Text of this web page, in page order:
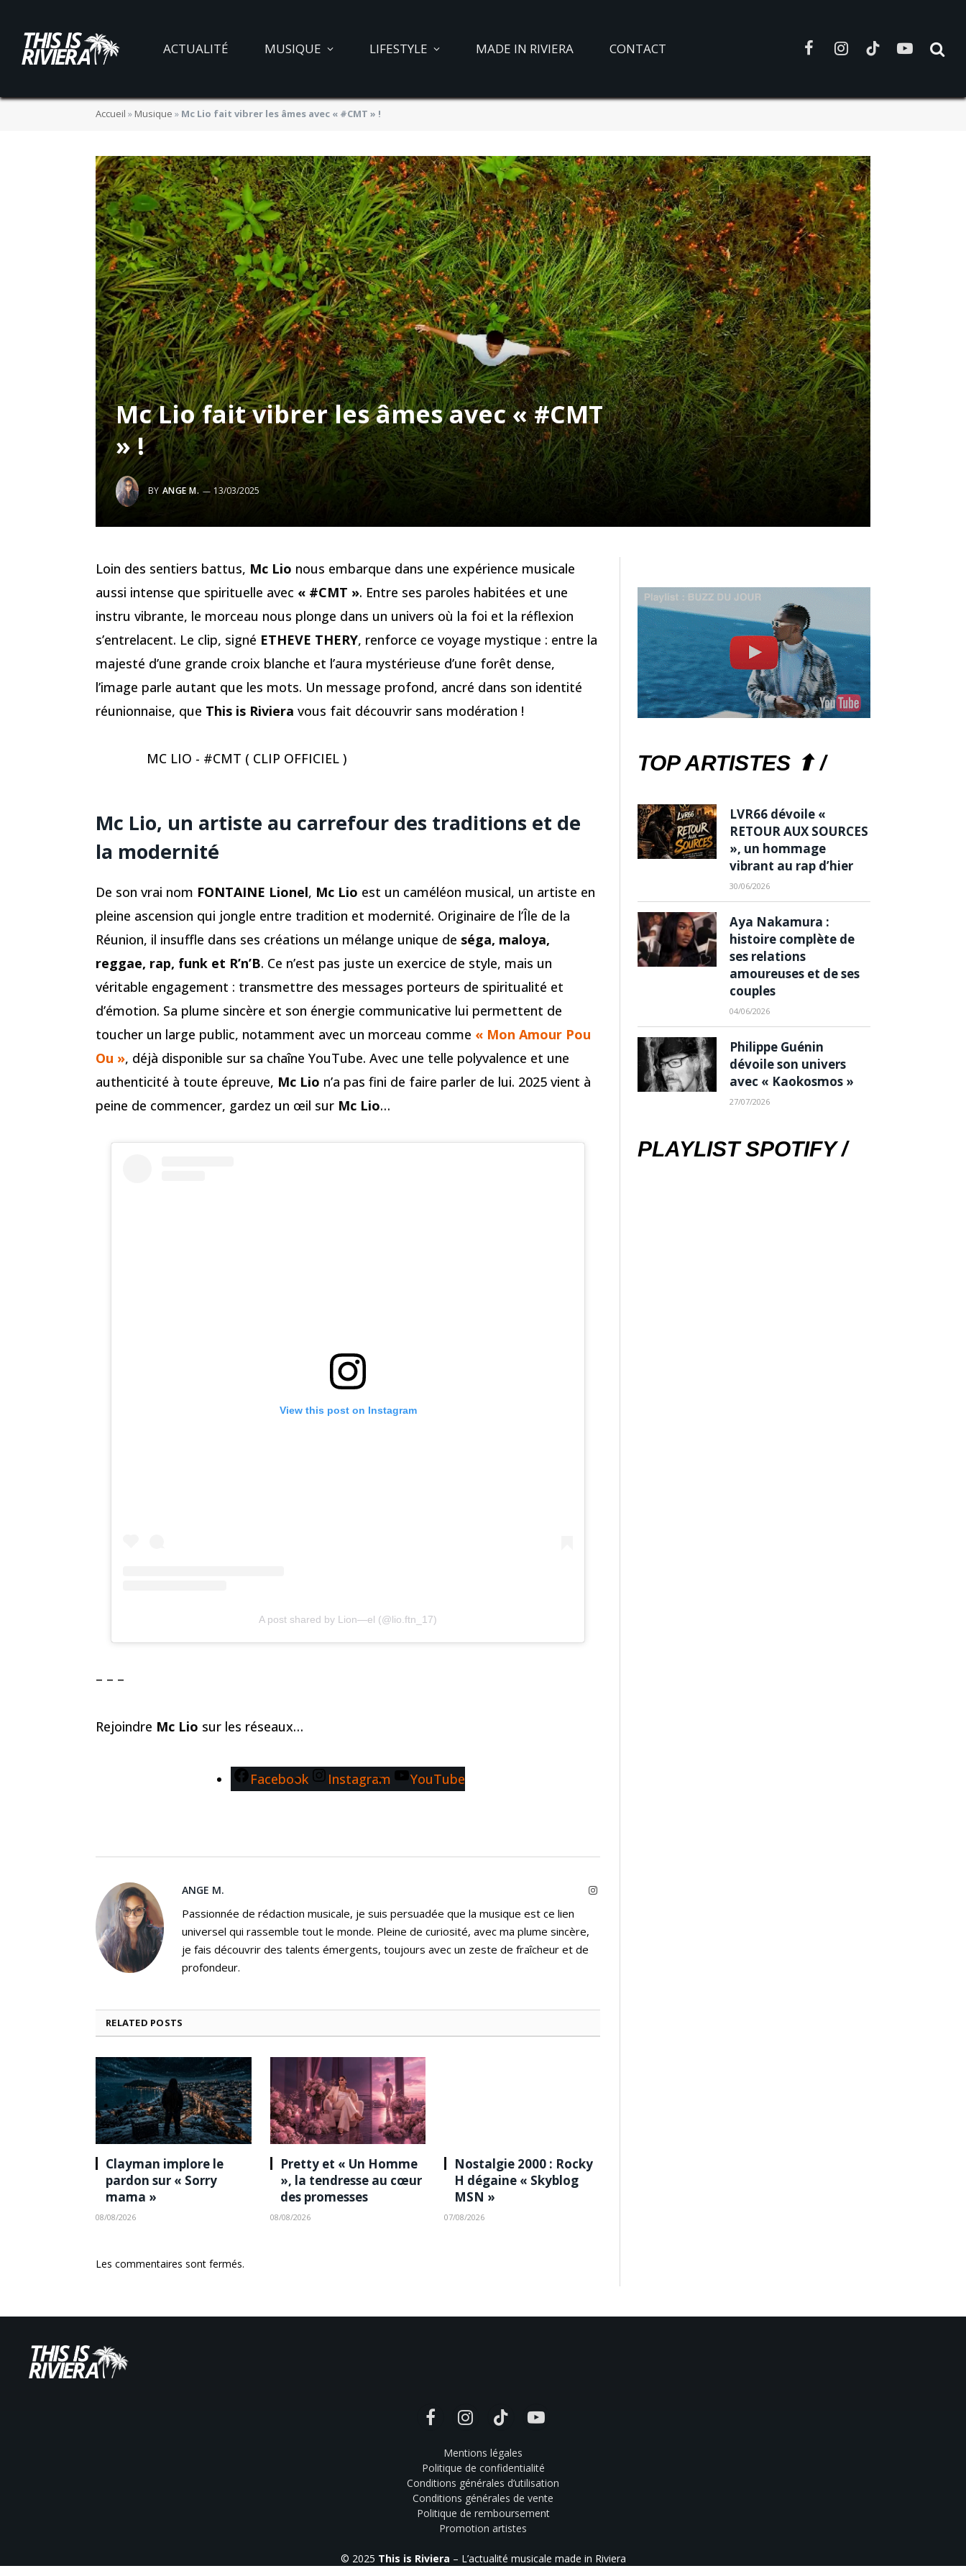
ACTUALITÉ MUSIQUE LIFESTYLE MADE IN RIVIERA CONTACT FacebookInstagramTikTokYouTube
Accueil » Musique » Mc Lio fait vibrer les âmes avec « #CMT » !
Mc Lio fait vibrer les âmes avec « #CMT
» !
BY ANGE M. 13/03/2025
Loin des sentiers battus, Mc Lio nous embarque dans une expérience musicale
aussi intense que spirituelle avec « #CMT ». Entre ses paroles habitées et une
instru vibrante, le morceau nous plonge dans un univers où la foi et la réflexion
s’entrelacent. Le clip, signé ETHEVE THERY, renforce ce voyage mystique : entre la
majesté d’une grande croix blanche et l’aura mystérieuse d’une forêt dense,
l’image parle autant que les mots. Un message profond, ancré dans son identité
réunionnaise, que This is Riviera vous fait découvrir sans modération !
MC LIO - #CMT ( CLIP OFFICIEL )
Mc Lio, un artiste au carrefour des traditions et de
la modernité
De son vrai nom FONTAINE Lionel, Mc Lio est un caméléon musical, un artiste en
pleine ascension qui jongle entre tradition et modernité. Originaire de l’Île de la
Réunion, il insuffle dans ses créations un mélange unique de séga, maloya,
reggae, rap, funk et R’n’B. Ce n’est pas juste un exercice de style, mais un
véritable engagement : transmettre des messages porteurs de spiritualité et
d’émotion. Sa plume sincère et son énergie communicative lui permettent de
toucher un large public, notamment avec un morceau comme « Mon Amour Pou
Ou », déjà disponible sur sa chaîne YouTube. Avec une telle polyvalence et une
authenticité à toute épreuve, Mc Lio n’a pas fini de faire parler de lui. 2025 vient à
peine de commencer, gardez un œil sur Mc Lio…
View this post on Instagram
A post shared by Lion—el (@lio.ftn_17)
– – –
Rejoindre Mc Lio sur les réseaux…
Facebook Instagram YouTube
ANGE M. Instagram
Passionnée de rédaction musicale, je suis persuadée que la musique est ce lien
universel qui rassemble tout le monde. Pleine de curiosité, avec ma plume sincère,
je fais découvrir des talents émergents, toujours avec un zeste de fraîcheur et de
profondeur.
RELATED POSTS
Clayman implore le
pardon sur « Sorry
mama »
08/08/2026
Pretty et « Un Homme
», la tendresse au cœur
des promesses
08/08/2026
Nostalgie 2000 : Rocky
H dégaine « Skyblog
MSN »
07/08/2026
Les commentaires sont fermés.
TOP ARTISTES ⬆ /
LVR66 dévoile «
RETOUR AUX SOURCES
», un hommage
vibrant au rap d’hier
30/06/2026
Aya Nakamura :
histoire complète de
ses relations
amoureuses et de ses
couples
04/06/2026
Philippe Guénin
dévoile son univers
avec « Kaokosmos »
27/07/2026
PLAYLIST SPOTIFY /
FacebookInstagramTikTok YouTube
Mentions légales
Politique de confidentialité
Conditions générales d’utilisation
Conditions générales de vente
Politique de remboursement
Promotion artistes
© 2025 This is Riviera – L’actualité musicale made in Riviera